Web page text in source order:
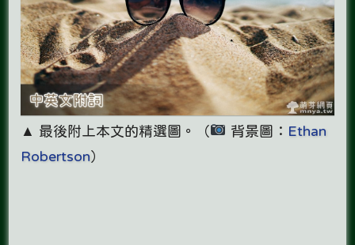
▲ 最後附上本文的精選圖。（ 背景圖： Ethan
Robertson）